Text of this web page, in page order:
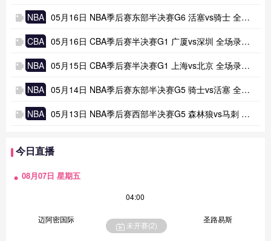
NBA 05月16日 NBA季后赛东部半决赛G6 活塞vs骑士 全场录像及集锦
CBA 05月16日 CBA季后赛半决赛G1 广厦vs深圳 全场录像及集锦
NBA 05月15日 CBA季后赛半决赛G1 上海vs北京 全场录像及集锦
NBA 05月14日 NBA季后赛东部半决赛G5 骑士vs活塞 全场录像及集锦
NBA 05月13日 NBA季后赛西部半决赛G5 森林狼vs马刺 全场录像及集锦
今日直播
08月07日 星期五
04:00
迈阿密国际 圣路易斯
未开赛(2)